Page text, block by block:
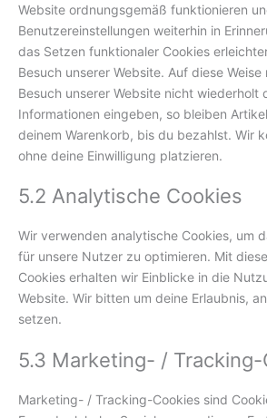
Website ordnungsgemäß funktionieren
Benutzereinstellungen weiterhin in
das Setzen funktionaler Cookies
Besuch unserer Website. Auf diese
Besuch unserer Website nicht wiederholt
Informationen eingeben, so bleiben
deinem Warenkorb, bis du bezahlst. Wir
ohne deine Einwilligung platzieren.
5.2 Analytische Cookies
Wir verwenden analytische Cookies, um
für unsere Nutzer zu optimieren. Mit
Cookies erhalten wir Einblicke in die
Website. Wir bitten um deine Erlaubnis,
setzen.
5.3 Marketing- /
Marketing- / Tracking-Cookies sind